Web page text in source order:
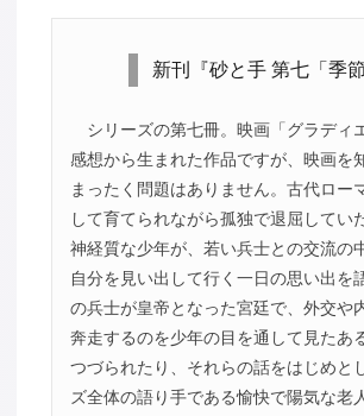
新刊『砂と手 第七「季節
シリーズの第七冊。映画「グラディ
感想から生まれた作品ですが、映画を
まったく問題はありません。古代ロー
して育てられながら孤独で退屈してい
神経質な少年が、若い兵士との交流の
自分を見い出して行く一日の思い出を
の兵士が皇帝となった宮廷で、外交や
奔走するのを少年の目を通して見たあ
つづられたり、それらの話をはじめと
ズ全体の語り手である愉快で陽気な老